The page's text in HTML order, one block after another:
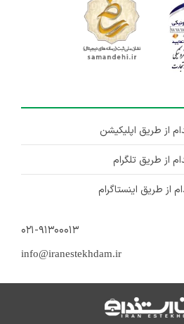
از طریق اپلیکیشن
از طریق تلگرام
از طریق اینستاگرام
۰۲۱-۹۱۳۰۰۰۱۳
info@iranestekhdam.ir